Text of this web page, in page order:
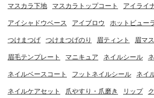
マスカラ下地 マスカラトップコート アイライ
アイシャドウベース アイブロウ ホットビュー
つけまつげ つけまつげのり 眉ティント 眉マ
眉毛テンプレート マニキュア ネイルシール
ネイルベースコート フットネイルシール ネイ
ネイルケアセット 爪やすり・爪磨き リップ